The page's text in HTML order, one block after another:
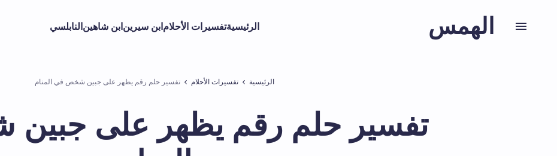
الهمس الرئيسيةتفسيرات الأحلام ابن سيرين ابن شاهين النابلسي
الرئيسية تفسيرات الأحلام تفسير حلم رقم يظهر على جبين شخص في المنام
تفسير حلم رقم يظهر على